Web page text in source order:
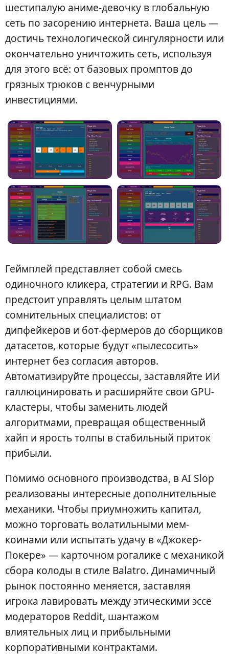
шестипалую аниме-девочку в глобальную
сеть по засорению интернета. Ваша цель —
достичь технологической сингулярности или
окончательно уничтожить сеть, используя
для этого всё: от базовых промптов до
грязных трюков с венчурными
инвестициями.
Геймплей представляет собой смесь
одиночного кликера, стратегии и RPG. Вам
предстоит управлять целым штатом
сомнительных специалистов: от
дипфейкеров и бот-фермеров до сборщиков
датасетов, которые будут «пылесосить»
интернет без согласия авторов.
Автоматизируйте процессы, заставляйте ИИ
галлюцинировать и расширяйте свои GPU-
кластеры, чтобы заменить людей
алгоритмами, превращая общественный
хайп и ярость толпы в стабильный приток
прибыли.
Помимо основного производства, в AI Slop
реализованы интересные дополнительные
механики. Чтобы приумножить капитал,
можно торговать волатильными мем-
коинами или испытать удачу в «Джокер-
Покере» — карточном рогалике с механикой
сбора колоды в стиле Balatro. Динамичный
рынок постоянно меняется, заставляя
игрока лавировать между этическими эссе
модераторов Reddit, шантажом
влиятельных лиц и прибыльными
корпоративными контрактами.